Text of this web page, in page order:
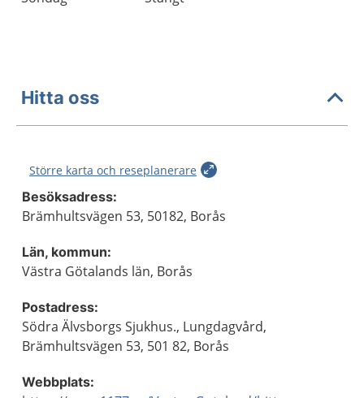
Hitta oss
Större karta och reseplanerare
Besöksadress:
Brämhultsvägen 53, 50182, Borås
Län, kommun:
Västra Götalands län, Borås
Postadress:
Södra Älvsborgs Sjukhus., Lungdagvård,
Brämhultsvägen 53, 501 82, Borås
Webbplats: